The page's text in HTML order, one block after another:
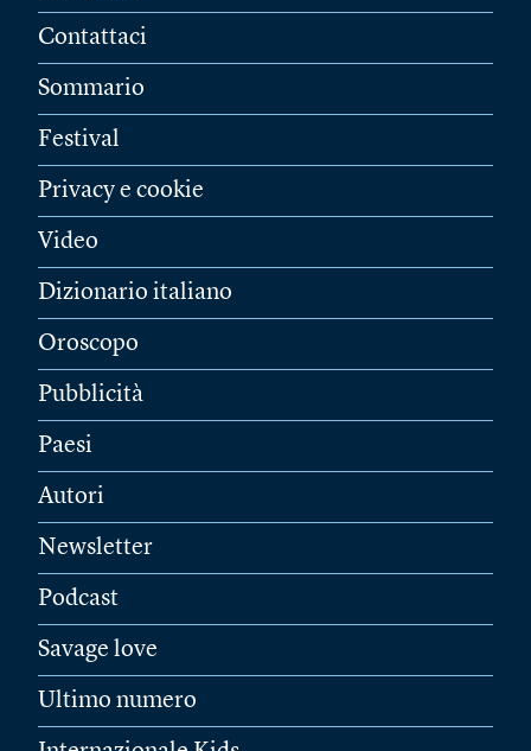
Contattaci
Sommario
Festival
Privacy e cookie
Video
Dizionario italiano
Oroscopo
Pubblicità
Paesi
Autori
Newsletter
Podcast
Savage love
Ultimo numero